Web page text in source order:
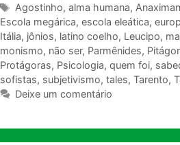
Tags
Agostinho, alma humana,
Escola megárica, escola eleática,
Itália, jônios, latino coelho, Leucipo,
monismo, não ser, Parmênides,
Protágoras, Psicologia, quem foi,
sofistas, subjetivismo, tales, Tarento,
Deixe um comentário